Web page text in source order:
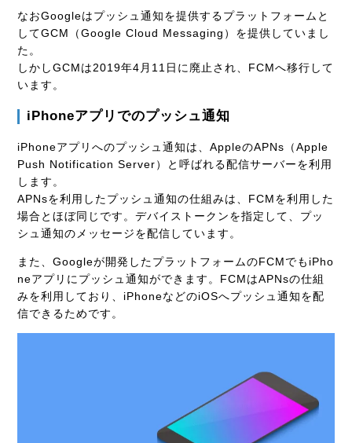
なおGoogleはプッシュ通知を提供するプラットフォームと
してGCM（Google Cloud Messaging）を提供していまし
た。
しかしGCMは2019年4月11日に廃止され、FCMへ移行して
います。
iPhoneアプリでのプッシュ通知
iPhoneアプリへのプッシュ通知は、AppleのAPNs（Apple
Push Notification Server）と呼ばれる配信サーバーを利用
します。
APNsを利用したプッシュ通知の仕組みは、FCMを利用した
場合とほぼ同じです。デバイストークンを指定して、プッ
シュ通知のメッセージを配信しています。
また、Googleが開発したプラットフォームのFCMでもiPho
neアプリにプッシュ通知ができます。FCMはAPNsの仕組
みを利用しており、iPhoneなどのiOSへプッシュ通知を配
信できるためです。